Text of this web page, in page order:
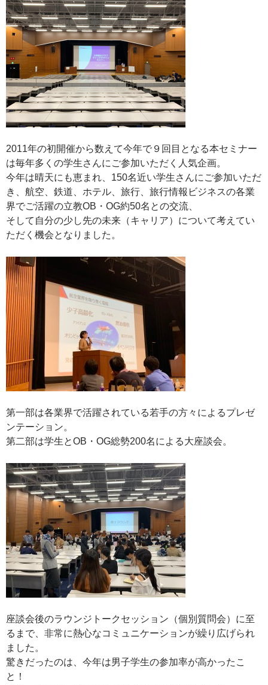
2011年の初開催から数えて今年で９回目となる本セミナー
は毎年多くの学生さんにご参加いただく人気企画。
今年は晴天にも恵まれ、150名近い学生さんにご参加いただ
き、航空、鉄道、ホテル、旅行、旅行情報ビジネスの各業
界でご活躍の立教OB・OG約50名との交流、
そして自分の少し先の未来（キャリア）について考えてい
ただく機会となりました。
第一部は各業界で活躍されている若手の方々によるプレゼ
ンテーション。
第二部は学生とOB・OG総勢200名による大座談会。
座談会後のラウンジトークセッション（個別質問会）に至
るまで、非常に熱心なコミュニケーションが繰り広げられ
ました。
驚きだったのは、今年は男子学生の参加率が高かったこ
と！